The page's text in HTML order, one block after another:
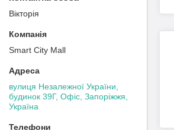
Вікторія
Smart City Mall
вулиця Незалежної України,
будинок 39Г, Офіс, Запоріжжя,
Україна